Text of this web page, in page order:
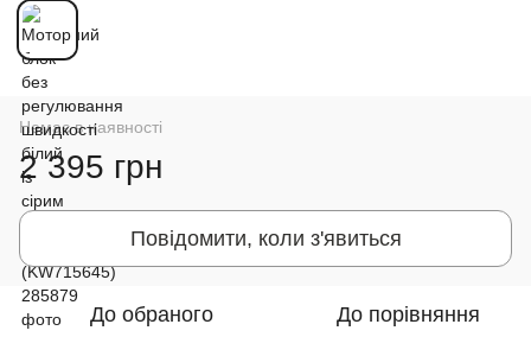
Немає в наявності
2 395 грн
Повідомити, коли з'явиться
До обраного До порівняння